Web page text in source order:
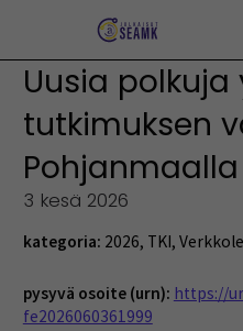
Uusia
tutkimuksen
Pohjanmaalla
3 kesä 2026
kategoria: 2026, TKI,
pysyvä osoite (urn): https://
fe2026060361999